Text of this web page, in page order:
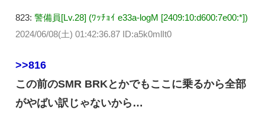
823: 警備員[Lv.28] (ﾜｯﾁｮｲ e33a-logM [2409:10:d600:7e00:*])
2024/06/08(土) 01:42:36.87 ID:a5k0mlIt0
>>816
この前のSMR BRKとかでもここに乗るから全部
がやばい訳じゃないから…